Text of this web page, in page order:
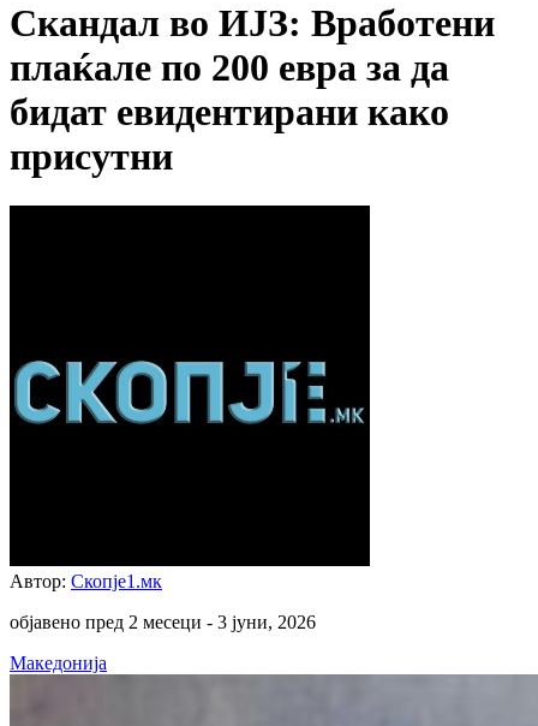
Скандал во ИЈЗ: Вработени
плаќале по 200 евра за да
бидат евидентирани како
присутни
Автор: Скопје1.мк
објавено пред 2 месеци - 3 јуни, 2026
Македонија